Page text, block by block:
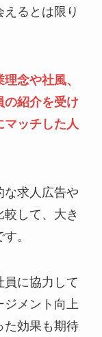
るとは限り
念や社風、
の紹介を受け
ッチした人
な求人広告や
して、大き
。
員に協力して
ジメント向上
た効果も期待